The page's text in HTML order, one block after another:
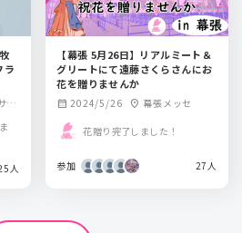
ラ
イ
人
【幕張 5月26日】リアルミート＆
グリートにて遠藤さくらさんにお
花を贈りませんか
calendar_month 2024/5/26 location_on 幕張メッセ
花贈り完了しました！
参加 27人